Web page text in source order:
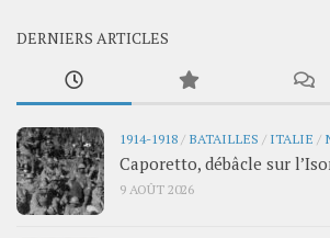
DERNIERS ARTICLES
1914-1918 / BATAILLES / ITALIE /
Caporetto, débâcle sur
9 AOÛT 2026